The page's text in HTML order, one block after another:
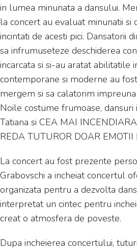
in lumea minunata a dansului.
la concert au evaluat minunatii
incintati de acesti pici. Dansatorii
sa infrumuseteze deschiderea
incarcata si si-au aratat
contemporane si moderne au
mergem si sa calatorim
Noile costume frumoase,
Tatiana si CEA MAI
REDA TUTUROR DOAR EMOTII
La concert au fost prezente
Grabovschi a incheiat concertul
organizata pentru a dezvolta
interpretat un cintec pentru
creat o atmosfera de poveste.
Dupa incheierea concertului,